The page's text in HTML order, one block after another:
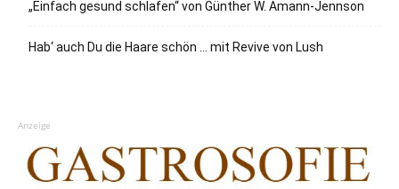
„Einfach gesund schlafen“ von Günther W. Amann-Jennson
Hab‘ auch Du die Haare schön … mit Revive von Lush
Anzeige